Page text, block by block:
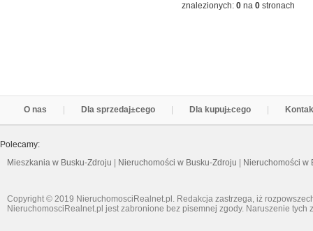
znalezionych: 0 na 0 stronach
O nas Dla sprzedaj±cego Dla kupuj±cego
Polecamy:
Mieszkania w Busku-Zdroju | Nieruchomości w Busku-Zdroju | Nieruchomości w
Copyright © 2019 NieruchomosciRealnet.pl. Redakcja zastrzega, iż
NieruchomosciRealnet.pl jest zabronione bez pisemnej zgody. Naruszenie